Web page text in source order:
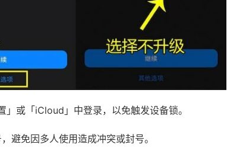
或「iCloud」中登录，以免触发设备锁。
避免因多人使用造成冲突或封号。